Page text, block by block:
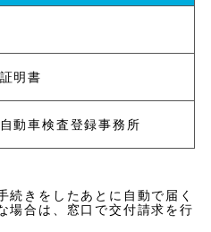
明書
動車検査登録事務所
続きをしたあとに自動で届く
場合は、窓口で交付請求を行